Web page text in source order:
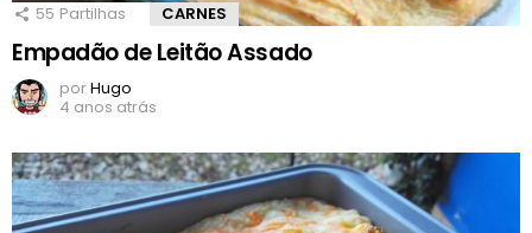
55 Partilhas CARNES
Empadão de Leitão Assado
porHugo
4 anos atrás